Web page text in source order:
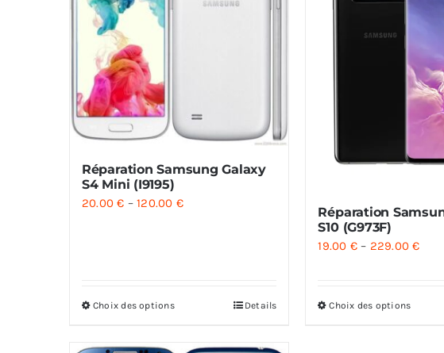
Réparation Samsung Galaxy
S4 Mini (I9195)
20.00€ –120.00 €
Choix des options Details
Réparation
S10 (G973F)
19.00 € – 229.00€
Choix des options